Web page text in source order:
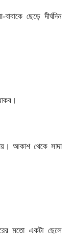
ছেড়ে দীর্ঘদিন
আকাশ থেকে সাদা
মতো একটা ছেলে